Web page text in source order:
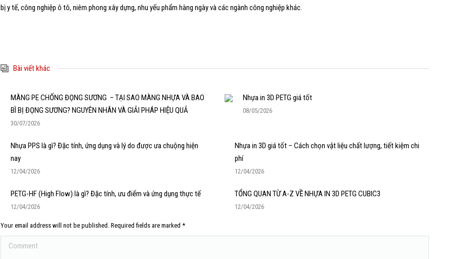
bị y tế, công nghiệp ô tô, niêm phong xây dựng, nhu yếu phẩm hàng ngày và các ngành công nghiệp khác.
Bài viết khác
MÀNG PE CHỐNG ĐỌNG SƯƠNG – TẠI SAO MÀNG NHỰA VÀ BAO
BÌ BỊ ĐỌNG SƯƠNG? NGUYÊN NHÂN VÀ GIẢI PHÁP HIỆU QUẢ
30/07/2026
Nhựa in 3D PETG giá tốt
08/05/2026
Nhựa PPS là gì? Đặc tính, ứng dụng và lý do được ưa chuộng hiện
nay
12/04/2026
Nhựa in 3D giá tốt – Cách chọn vật liệu chất lượng, tiết kiệm chi
phí
12/04/2026
PETG-HF (High Flow) là gì? Đặc tính, ưu điểm và ứng dụng thực tế
12/04/2026
TỔNG QUAN TỪ A-Z VỀ NHỰA IN 3D PETG CUBIC3
12/04/2026
Your email address will not be published. Required fields are marked *
Comment